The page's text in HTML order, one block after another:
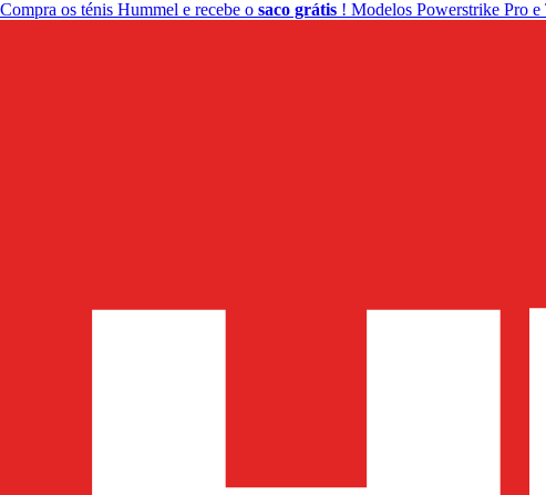
Compra os ténis Hummel e recebe o saco grátis ! Modelos Powerstrike Pro